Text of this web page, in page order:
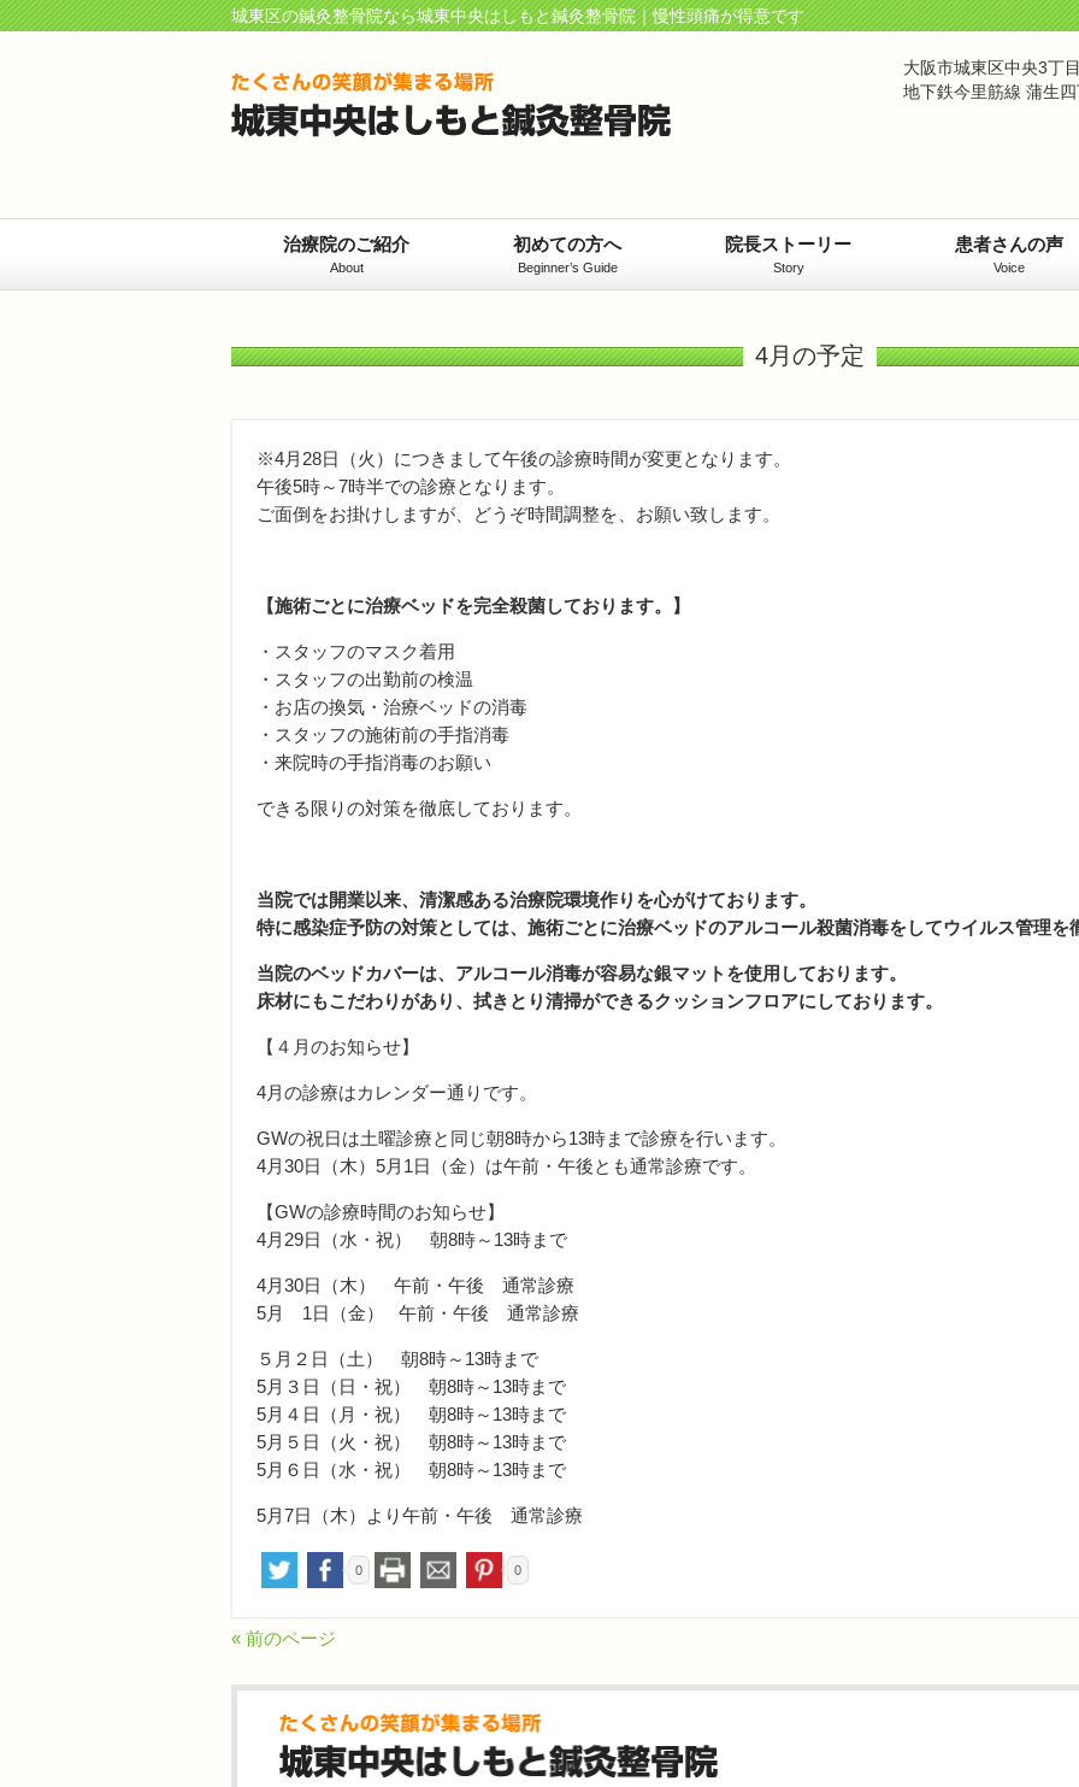
城東区の鍼灸整骨院なら城東中央はしもと鍼灸整骨院｜慢性頭痛が得意です
大阪市城東区中央3丁
地下鉄今里筋線 蒲生
治療院のご紹介
About
初めての方へ
Beginner’s Guide
院長ストーリー
Story
患者さんの声
Voice
4月の予定
※4月28日（火）につきまして午後の診療時間が変更となります。
午後5時～7時半での診療となります。
ご面倒をお掛けしますが、どうぞ時間調整を、お願い致します。
【施術ごとに治療ベッドを完全殺菌しております。】
・スタッフのマスク着用
・スタッフの出勤前の検温
・お店の換気・治療ベッドの消毒
・スタッフの施術前の手指消毒
・来院時の手指消毒のお願い
できる限りの対策を徹底しております。
当院では開業以来、清潔感ある治療院環境作りを心がけております。
特に感染症予防の対策としては、施術ごとに治療ベッドのアルコール殺菌消毒をしてウイルス管理を
当院のベッドカバーは、アルコール消毒が容易な銀マットを使用しております。
床材にもこだわりがあり、拭きとり清掃ができるクッションフロアにしております。
【４月のお知らせ】
4月の診療はカレンダー通りです。
GWの祝日は土曜診療と同じ朝8時から13時まで診療を行います。
4月30日（木）5月1日（金）は午前・午後とも通常診療です。
【GWの診療時間のお知らせ】
4月29日（水・祝） 朝8時～13時まで
4月30日（木） 午前・午後 通常診療
5月 1日（金） 午前・午後 通常診療
５月２日（土） 朝8時～13時まで
5月３日（日・祝） 朝8時～13時まで
5月４日（月・祝） 朝8時～13時まで
5月５日（火・祝） 朝8時～13時まで
5月６日（水・祝） 朝8時～13時まで
5月7日（木）より午前・午後 通常診療
0 0
« 前のページ